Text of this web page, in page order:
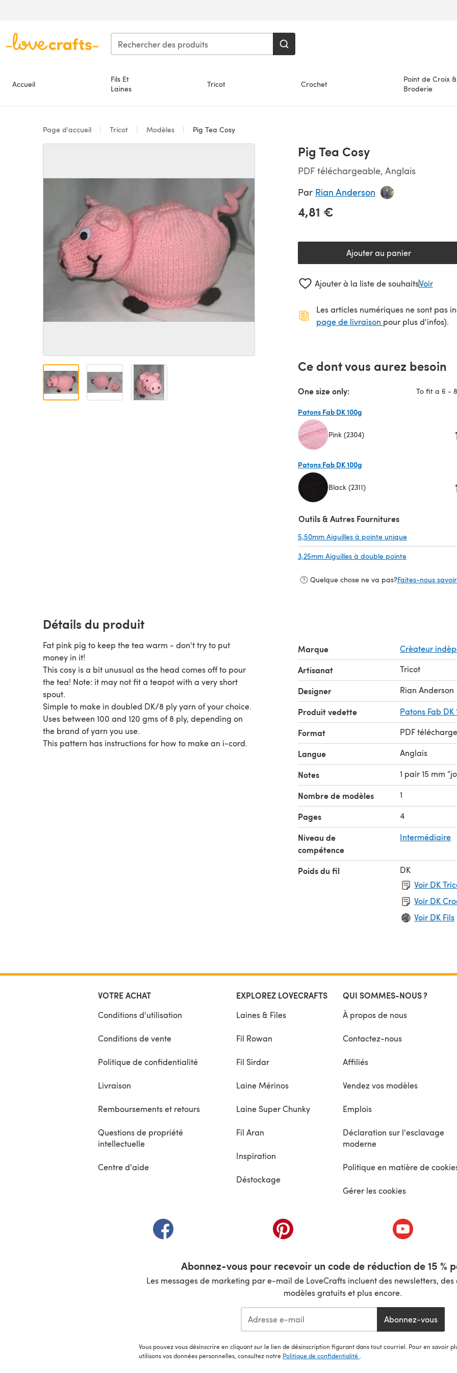
Accueil
Fils Et
Laines
Tricot Crochet
Point de Croix &
Broderie
Page d'accueil Tricot Modèles Pig Tea Cosy
Pig Tea Cosy
PDF téléchargeable, Anglais
Par Rian Anderson
4,81 €
Ajouter au panier
Ajouter à la liste de souhaitsVoir
Les articles numériques ne sont pas
page de livraison (s'ouvre dans un
pour plus d'infos).
Ce dont vous aurez besoin
One size only: To fit a 6 -
Patons Fab DK 100g
Pink (2304)
Patons Fab DK 100g
Black (2311)
Outils & Autres Fournitures
5,50mm Aiguilles à pointe unique
3,25mm Aiguilles à double pointe
Quelque chose ne va pas?Faites-nous
Détails du produit
Fat pink pig to keep the tea warm - don't try to put
money in it!
This cosy is a bit unusual as the head comes off to pour
the tea! Note: it may not fit a teapot with a very short
spout.
Simple to make in doubled DK/8 ply yarn of your choice.
Uses between 100 and 120 gms of 8 ply, depending on
the brand of yarn you use.
This pattern has instructions for how to make an i-cord.
Marque Crèateur
Artisanat Tricot
Designer Rian Anderson
Produit vedette Patons Fab DK
Format PDF
Langue Anglais
Notes 1 pair 15 mm
Nombre de modèles 1
Pages 4
Niveau de
compétence
Intermédiaire
Poids du fil
DK
Voir DK
Voir DK
Voir DK Fils
VOTRE ACHAT
Conditions d'utilisation
Conditions de vente
Politique de confidentialité
Livraison
Remboursements et retours
Questions de propriété
intellectuelle
Centre d'aide
EXPLOREZ LOVECRAFTS
Laines & Files
Fil Rowan
Fil Sirdar
Laine Mérinos
Laine Super Chunky
Fil Aran
Inspiration
Déstockage
QUI SOMMES-NOUS ?
À propos de nous
Contactez-nous
Affiliés
Vendez vos modèles
Emplois
Déclaration sur l'esclavage
moderne
Politique en matière de
Gérer les cookies
(s'ouvre dans un nouvel onglet) (s'ouvre dans un nouvel onglet) (s'ouvre dans
Abonnez-vous pour recevoir un code de réduction de 15 %
Les messages de marketing par e-mail de LoveCrafts incluent des newsletters,
modèles gratuits et plus encore.
Abonnez-vous
Vous pouvez vous désinscrire en cliquant sur le lien de désinscription figurant dans tout courriel. Pour en savoir
utilisons vos données personnelles, consultez notre Politique de confidentialité